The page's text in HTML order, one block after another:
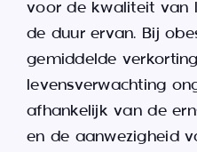
voor de kwaliteit van
de duur ervan. Bij
gemiddelde
levensverwachting
afhankelijk van de
en de aanwezigheid